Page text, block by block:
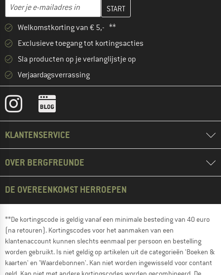
E-mailadres
Vul je e-mailadres hier in en maak in de volgende stap je
Welkomstkorting van € 5,- **
Exclusieve toegang tot kortingsacties
Sla producten op je verlanglijstje op
Verjaardagsverrassing
KLANTENSERVICE
OVER BERGFREUNDE
DE OVEREENKOMST HERROEPEN
**De kortingscode is geldig vanaf een minimale besteding van 40 euro
(na retouren). Kortingscodes voor het aanmaken van een
klantenaccount kunnen slechts eenmaal per persoon en bestelling
worden gebruikt. Is niet geldig op artikelen uit de categorieën 'Boeken &
kaarten' en 'Waardebonnen'. Kan niet worden ingewisseld voor contant